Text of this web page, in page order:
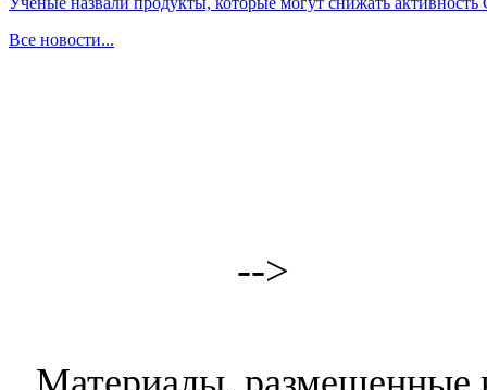
Все новости...
-->